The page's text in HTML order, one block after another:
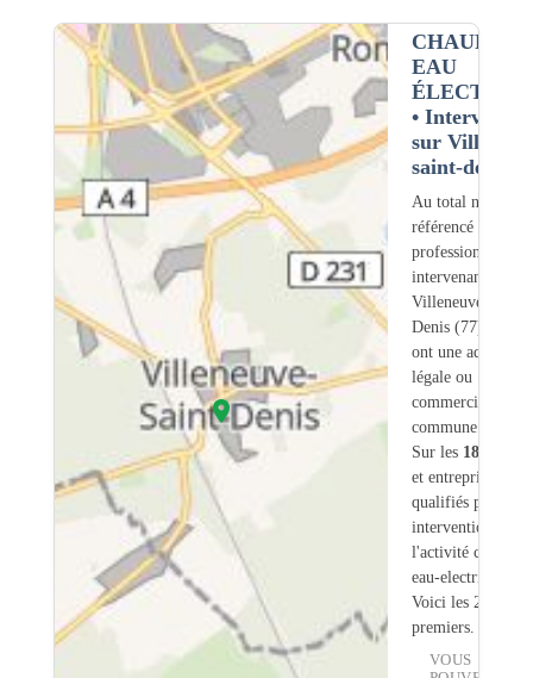
CHAUFFE-
EAU
•
sur
saint-denis
Au total nous
référencé
professionnels
intervenant sur
Villeneuve-Saint-
Denis (77) dont
ont une adresse
légale ou
commerciale
commune.
Sur les 185
et entreprises
qualifiés pour une
intervention sur
l'activité chauffe-
eau-electrique.
Voici les 20
premiers.
VOUS